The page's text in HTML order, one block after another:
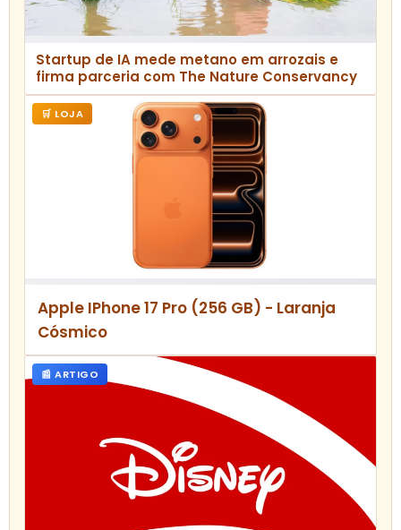
Startup de IA mede metano em arrozais e
firma parceria com The Nature Conservancy
🛒 LOJA
Apple IPhone 17 Pro (256 GB) - Laranja
Cósmico
📰 ARTIGO